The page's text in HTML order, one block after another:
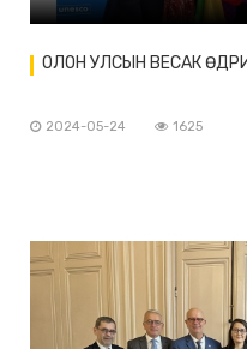
ОЛОН УЛСЫН ВЕСАК
2024-05-24 1625